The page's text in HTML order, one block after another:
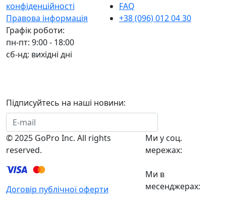
конфіденційності
Правова інформація
Графік роботи:
пн-пт: 9:00 - 18:00
сб-нд: вихідні дні
FAQ
+38 (096) 012 04 30
Підписуйтесь на наші новини:
© 2025 GoPro Inc. All rights
reserved.
Договір публічної оферти
Ми у соц.
мережах:
Ми в
месенджерах: